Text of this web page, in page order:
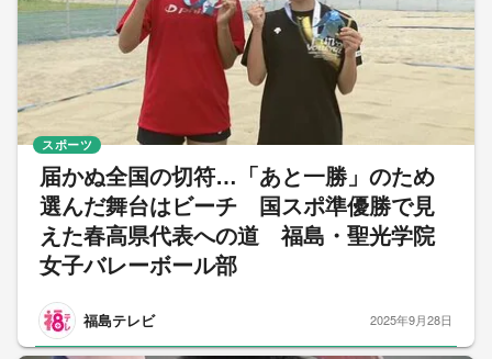
届かぬ全国の切符…「あと一勝」のため
選んだ舞台はビーチ 国スポ準優勝で見
えた春高県代表への道 福島・聖光学院
女子バレーボール部
福島テレビ
スポーツ
2025年9月28日